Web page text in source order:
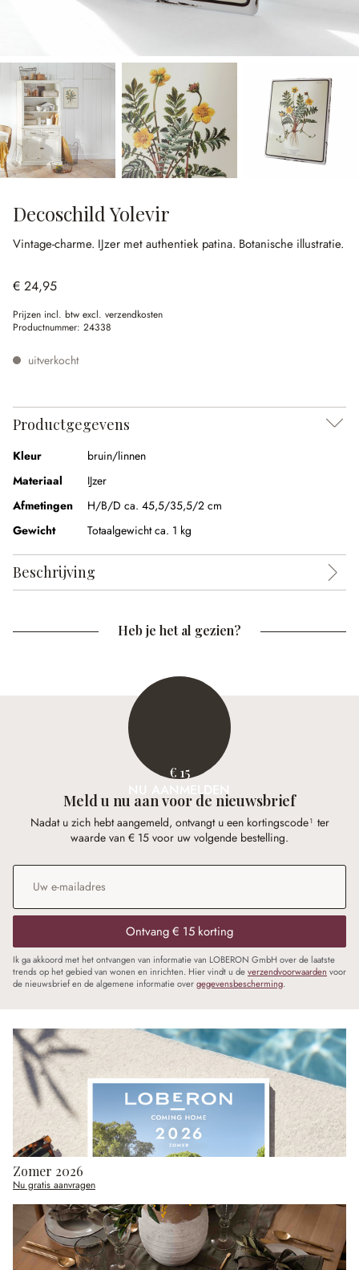
Decoschild Yolevir
Vintage-charme. IJzer met authentiek patina. Botanische illustratie.
€ 24,95
Prijzen incl. btw excl. verzendkosten
Productnummer: 24338
uitverkocht
Productgegevens
Kleur
bruin/linnen
Materiaal
IJzer
Afmetingen
H/B/D ca. 45,5/35,5/2 cm
Gewicht
Totaalgewicht ca. 1 kg
Beschrijving
Heb je het al gezien?
€ 15
NU AANMELDEN
Meld u nu aan voor de nieuwsbrief
Nadat u zich hebt aangemeld, ontvangt u een kortingscode¹ ter
waarde van € 15 voor uw volgende bestelling.
E-mailadres
Ontvang € 15 korting
Ik ga akkoord met het ontvangen van informatie van LOBERON GmbH over de laatste
trends op het gebied van wonen en inrichten. Hier vindt u deverzendvoorwaarden voor
de nieuwsbrief en de algemene informatie overgegevensbescherming.
Zomer 2026
Nu gratis aanvragen